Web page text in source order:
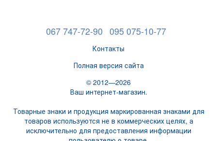
067 747-72-90 095 075-10-77
Контакты
Полная версия сайта
© 2012—2026
Ваш интернет-магазин.
Товарные знаки и продукция маркированная знаками для
товаров используются не в коммерческих целях, а
исключительно для предоставления информации